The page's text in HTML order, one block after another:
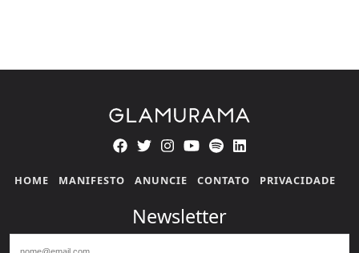
HOME MANIFESTO ANUNCIE CONTATO PRIVACIDADE
Newsletter